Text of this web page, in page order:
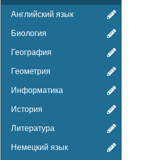
Английский язык
Биология
География
Геометрия
Информатика
История
Литература
Немецкий язык